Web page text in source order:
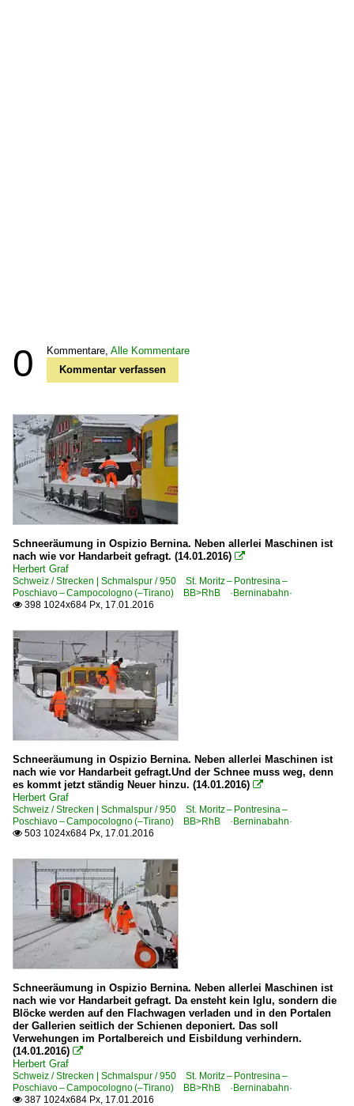
0 Kommentare, Alle Kommentare
Kommentar verfassen
Schneeräumung in Ospizio Bernina. Neben allerlei Maschinen ist
nach wie vor Handarbeit gefragt. (14.01.2016) 
Herbert Graf
Schweiz / Strecken | Schmalspur / 950 St. Moritz – Pontresina –
Poschiavo – Campocologno (–Tirano) BB>RhB ·Berninabahn·
 398 1024x684 Px, 17.01.2016
Schneeräumung in Ospizio Bernina. Neben allerlei Maschinen ist
nach wie vor Handarbeit gefragt.Und der Schnee muss weg, denn
es kommt jetzt ständig Neuer hinzu. (14.01.2016) 
Herbert Graf
Schweiz / Strecken | Schmalspur / 950 St. Moritz – Pontresina –
Poschiavo – Campocologno (–Tirano) BB>RhB ·Berninabahn·
 503 1024x684 Px, 17.01.2016
Schneeräumung in Ospizio Bernina. Neben allerlei Maschinen ist
nach wie vor Handarbeit gefragt. Da ensteht kein Iglu, sondern die
Blöcke werden auf den Flachwagen verladen und in den Portalen
der Gallerien seitlich der Schienen deponiert. Das soll
Verwehungen im Portalbereich und Eisbildung verhindern.
(14.01.2016) 
Herbert Graf
Schweiz / Strecken | Schmalspur / 950 St. Moritz – Pontresina –
Poschiavo – Campocologno (–Tirano) BB>RhB ·Berninabahn·
 387 1024x684 Px, 17.01.2016